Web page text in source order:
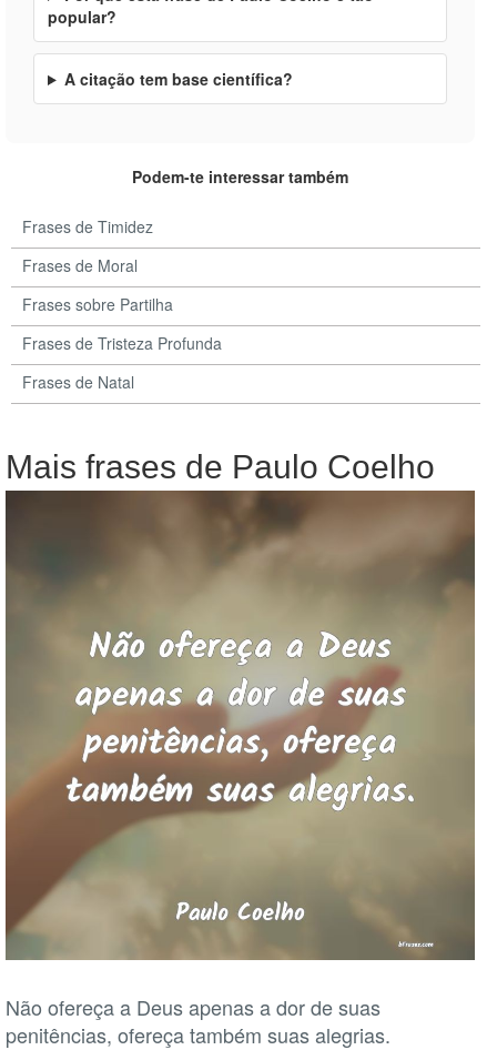
popular?
A citação tem base científica?
Podem-te interessar também
Frases de Timidez
Frases de Moral
Frases sobre Partilha
Frases de Tristeza Profunda
Frases de Natal
Mais frases de Paulo Coelho
Não ofereça a Deus apenas a dor de suas
penitências, ofereça também suas alegrias.